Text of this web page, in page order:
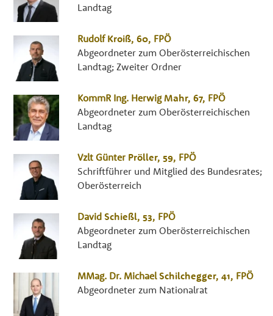
Landtag
Rudolf Kroiß, 60, FPÖ
Abgeordneter zum Oberösterreichischen
Landtag; Zweiter Ordner
KommR Ing. Herwig Mahr, 67, FPÖ
Abgeordneter zum Oberösterreichischen
Landtag
Vzlt Günter Pröller, 59, FPÖ
Schriftführer und Mitglied des Bundesrates;
Oberösterreich
David Schießl, 53, FPÖ
Abgeordneter zum Oberösterreichischen
Landtag
MMag. Dr. Michael Schilchegger, 41, FPÖ
Abgeordneter zum Nationalrat